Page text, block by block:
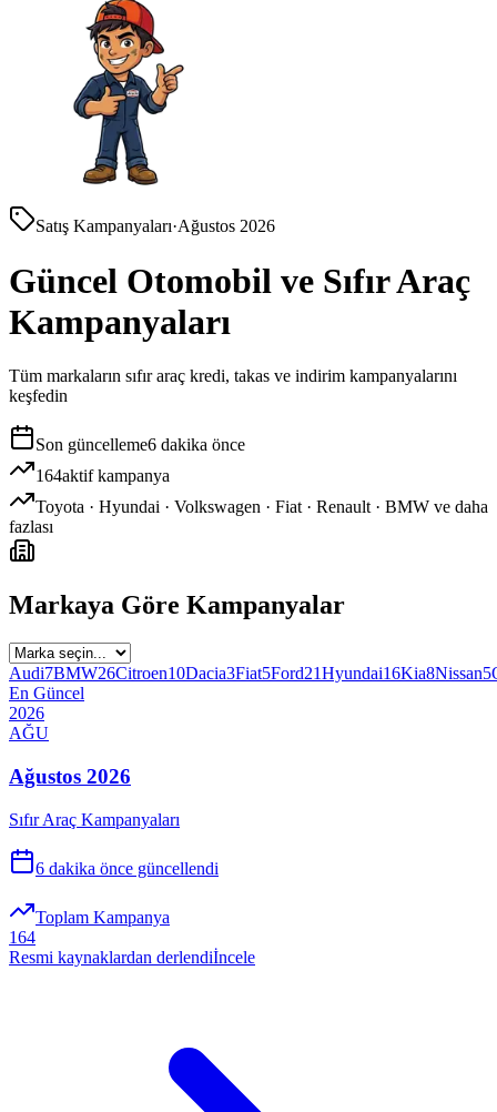
Satış Kampanyaları·Ağustos 2026
Güncel Otomobil ve Sıfır Araç
Kampanyaları
Tüm markaların sıfır araç kredi, takas ve indirim kampanyalarını
keşfedin
Son güncelleme6 dakika önce
164aktif kampanya
Toyota · Hyundai · Volkswagen · Fiat · Renault · BMW ve daha
fazlası
Markaya Göre Kampanyalar
Audi7BMW26Citroen10Dacia3Fiat5Ford21Hyundai16Kia8Nissan5
En Güncel
2026
AĞU
Ağustos 2026
Sıfır Araç Kampanyaları
6 dakika önce güncellendi
Toplam Kampanya
164
Resmi kaynaklardan derlendiİncele